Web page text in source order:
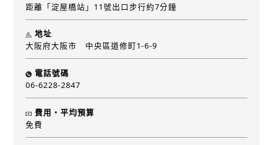
距離「淀屋橋站」11號出口步行約7分鐘
地址
大阪府大阪市 中央區道修町1-6-9
電話號碼
06-6228-2847
費用・平均預算
免費